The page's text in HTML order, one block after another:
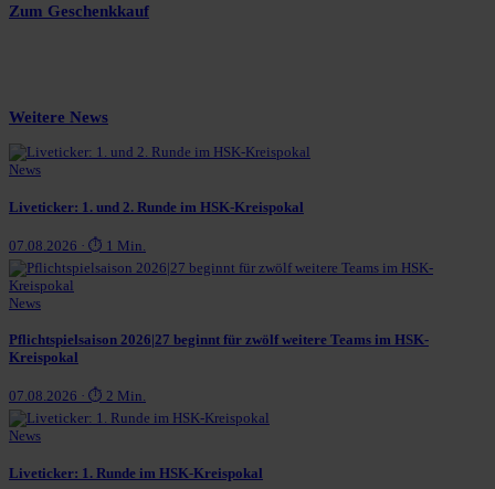
Zum Geschenkkauf
Weitere News
News
Liveticker: 1. und 2. Runde im HSK-Kreispokal
07.08.2026 · ⏱ 1 Min.
News
Pflichtspielsaison 2026|27 beginnt für zwölf weitere Teams im HSK-
Kreispokal
07.08.2026 · ⏱ 2 Min.
News
Liveticker: 1. Runde im HSK-Kreispokal